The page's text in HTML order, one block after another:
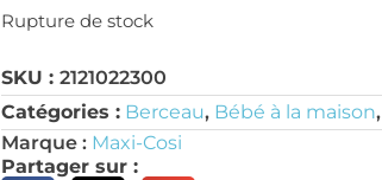
Rupture de stock
SKU :2121022300
Catégories : Berceau, Bébé à la maison,
Marque : Maxi-Cosi
Partager sur :